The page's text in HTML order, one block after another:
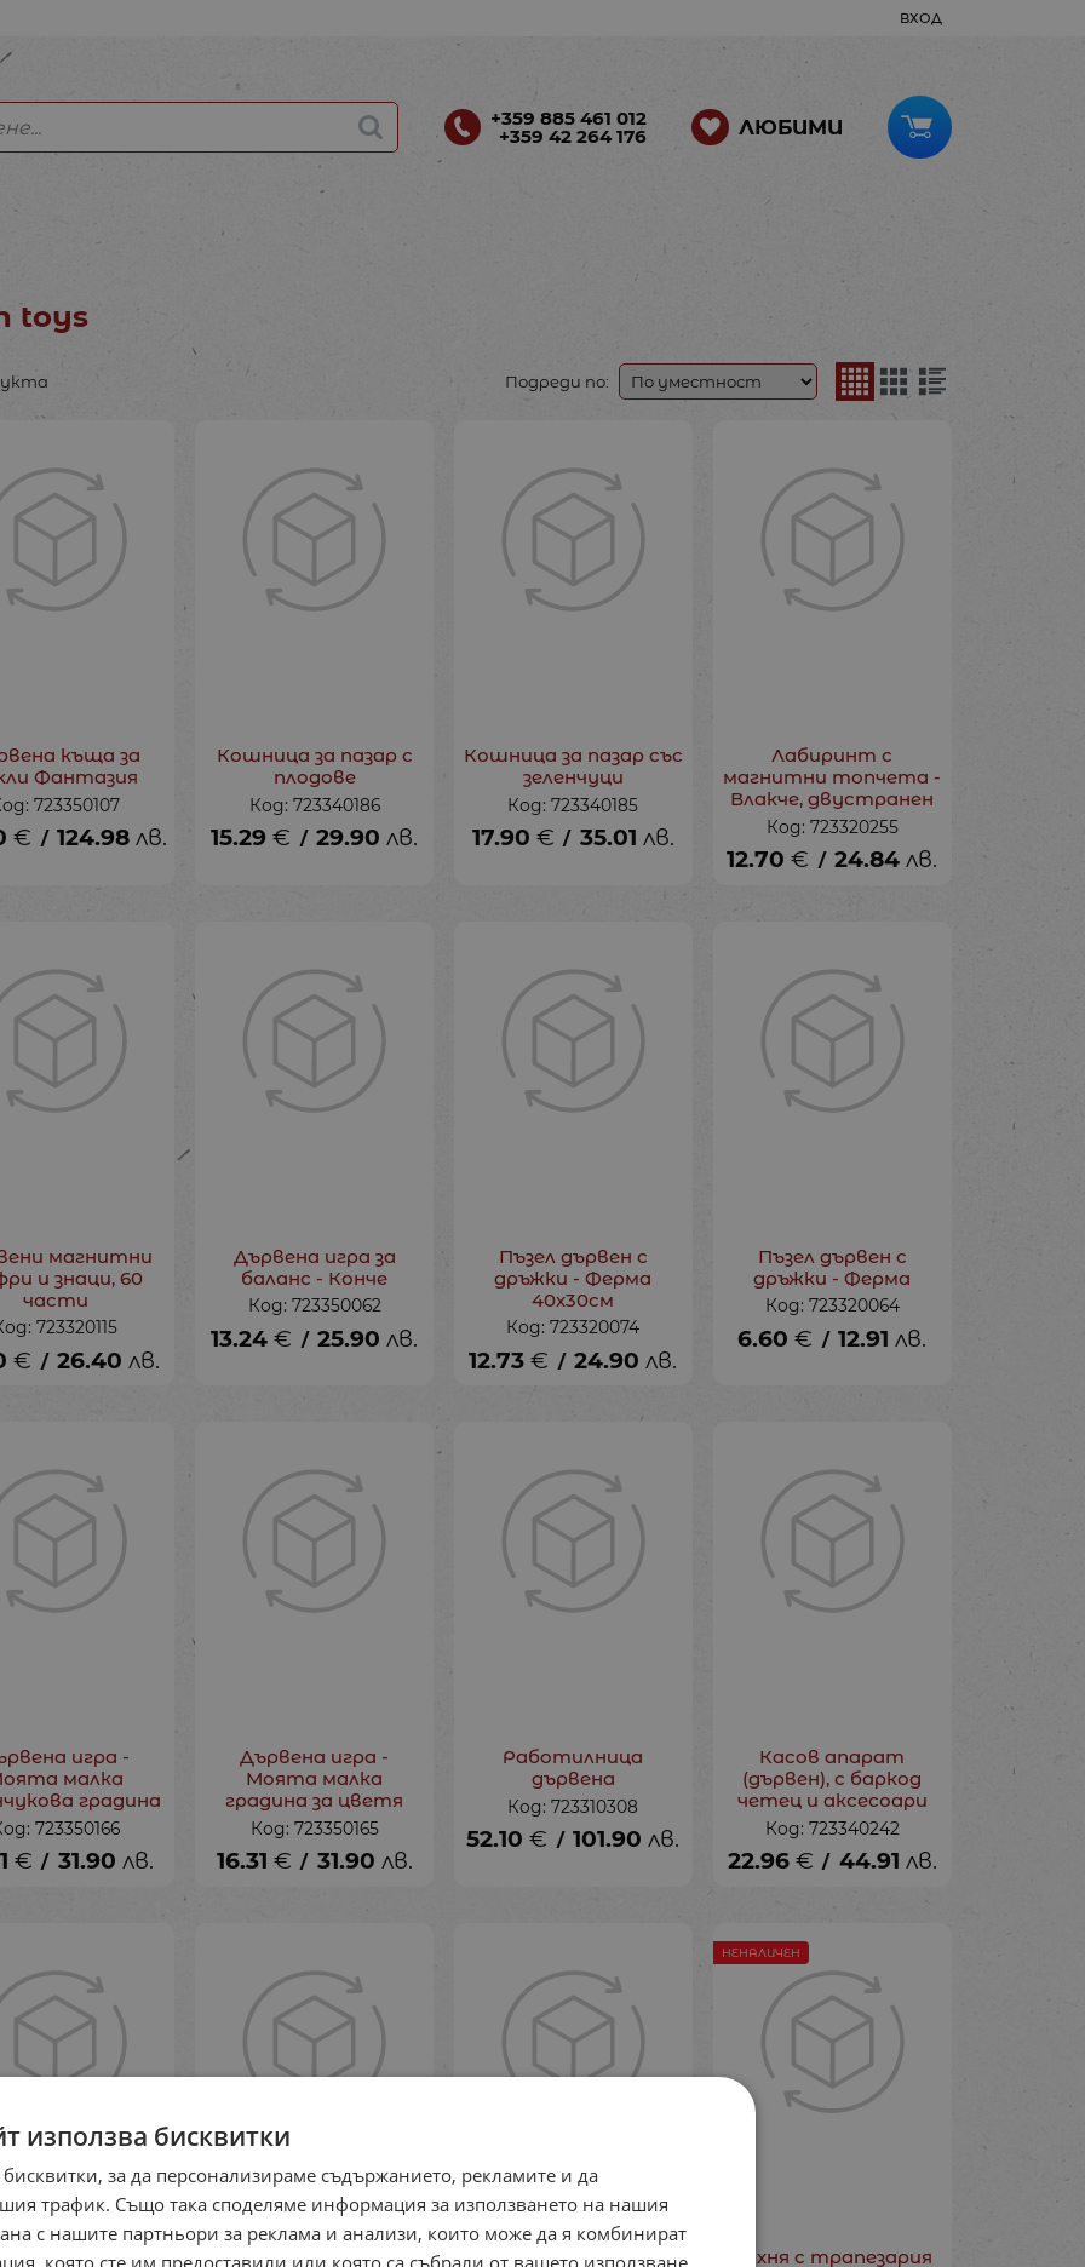
ВХОД
+359 885 461 012
+359 42 264 176 ЛЮБИМИ
toys
Подреди по:
къща за
Фантазия
723350107
€ / 124.98 лв.
Кошница за пазар с
плодове
Код: 723340186
15.29 € / 29.90 лв.
Кошница за пазар със
зеленчуци
Код: 723340185
17.90 € / 35.01 лв.
Лабиринт с
магнитни топчета -
Влакче, двустранен
Код: 723320255
12.70 € / 24.84 лв.
магнитни
и знаци, 60
части
723320115
€ / 26.40 лв.
Дървена игра за
баланс - Конче
Код: 723350062
13.24 € / 25.90 лв.
Пъзел дървен с
дръжки - Ферма
40х30см
Код: 723320074
12.73 € / 24.90 лв.
Пъзел дървен с
дръжки - Ферма
Код: 723320064
6.60 € / 12.91 лв.
игра -
малка
градина
723350166
€ / 31.90 лв.
Дървена игра -
Моята малка
градина за цветя
Код: 723350165
16.31 € / 31.90 лв.
Работилница
дървена
Код: 723310308
52.10 € / 101.90 лв.
Касов апарат
(дървен), с баркод
четец и аксесоари
Код: 723340242
22.96 € / 44.91 лв.
игра за
Кухня (дървена) -
Пъзел дървен с
Кухня с трапезария
НЕНАЛИЧЕН
използва бисквитки
за да персонализираме съдържанието, рекламите и да
трафик. Също така споделяме информация за използването на нашия
с нашите партньори за реклама и анализи, които може да я комбинират
която сте им предоставили или която са събрали от вашето използване